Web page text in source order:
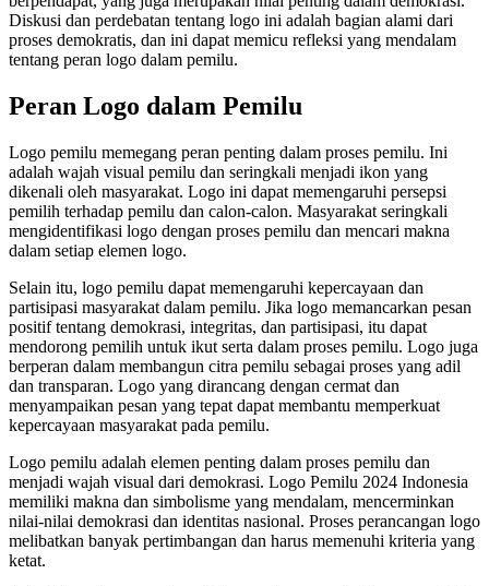
Diskusi dan perdebatan tentang logo ini adalah bagian alami dari
proses demokratis, dan ini dapat memicu refleksi yang mendalam
tentang peran logo dalam pemilu.
Peran Logo dalam Pemilu
Logo pemilu memegang peran penting dalam proses pemilu. Ini
adalah wajah visual pemilu dan seringkali menjadi ikon yang
dikenali oleh masyarakat. Logo ini dapat memengaruhi persepsi
pemilih terhadap pemilu dan calon-calon. Masyarakat seringkali
mengidentifikasi logo dengan proses pemilu dan mencari makna
dalam setiap elemen logo.
Selain itu, logo pemilu dapat memengaruhi kepercayaan dan
partisipasi masyarakat dalam pemilu. Jika logo memancarkan pesan
positif tentang demokrasi, integritas, dan partisipasi, itu dapat
mendorong pemilih untuk ikut serta dalam proses pemilu. Logo juga
berperan dalam membangun citra pemilu sebagai proses yang adil
dan transparan. Logo yang dirancang dengan cermat dan
menyampaikan pesan yang tepat dapat membantu memperkuat
kepercayaan masyarakat pada pemilu.
Logo pemilu adalah elemen penting dalam proses pemilu dan
menjadi wajah visual dari demokrasi. Logo Pemilu 2024 Indonesia
memiliki makna dan simbolisme yang mendalam, mencerminkan
nilai-nilai demokrasi dan identitas nasional. Proses perancangan logo
melibatkan banyak pertimbangan dan harus memenuhi kriteria yang
ketat.